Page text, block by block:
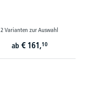
2 Varianten zur Auswahl
ab € 161,10